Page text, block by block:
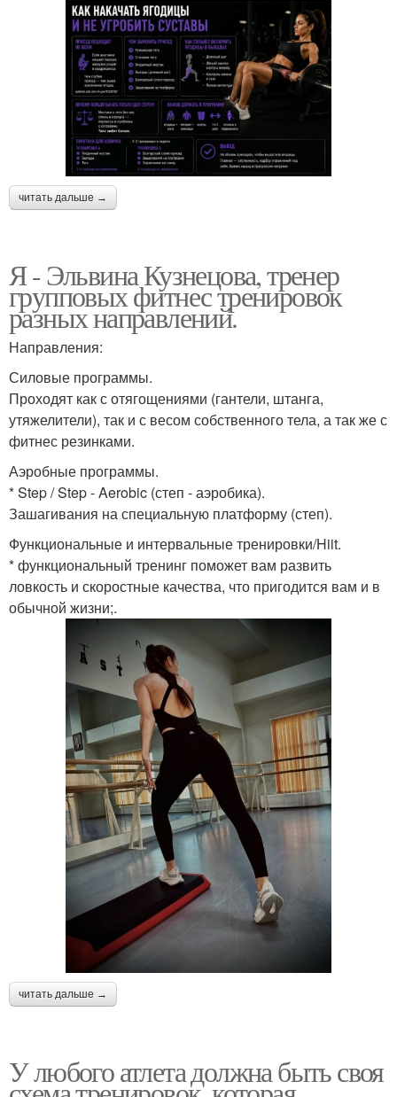
читать дальше →
Я - Эльвина Кузнецова, тренер
групповых фитнес тренировок
разных направлений.
Направления:
Силовые программы.
Проходят как с отягощениями (гантели, штанга,
утяжелители), так и с весом собственного тела, а так же с
фитнес резинками.
Аэробные программы.
* Step / Step - Aerobic (степ - аэробика).
Зашагивания на специальную платформу (степ).
Функциональные и интервальные тренировки/Hiit.
* функциональный тренинг поможет вам развить
ловкость и скоростные качества, что пригодится вам и в
обычной жизни;.
читать дальше →
У любого атлета должна быть своя